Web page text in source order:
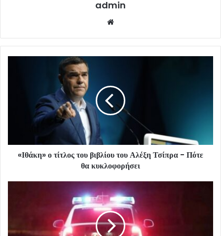
admin
«Ιθάκη» ο τίτλος του βιβλίου του Αλέξη Τσίπρα - Πότε
θα κυκλοφορήσει